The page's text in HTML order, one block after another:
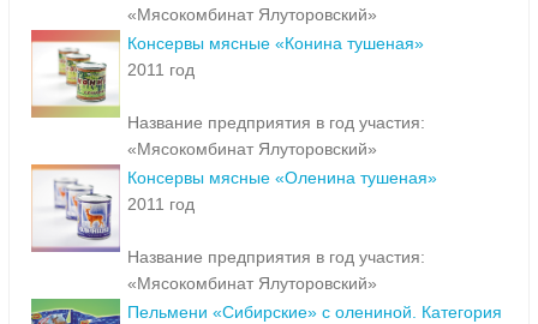
«Мясокомбинат Ялуторовский»
Консервы мясные «Конина тушеная»
2011 год
Название предприятия в год участия:
«Мясокомбинат Ялуторовский»
Консервы мясные «Оленина тушеная»
2011 год
Название предприятия в год участия:
«Мясокомбинат Ялуторовский»
Пельмени «Сибирские» с олениной. Категория